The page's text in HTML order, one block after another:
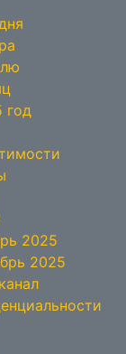
год
2025
2025